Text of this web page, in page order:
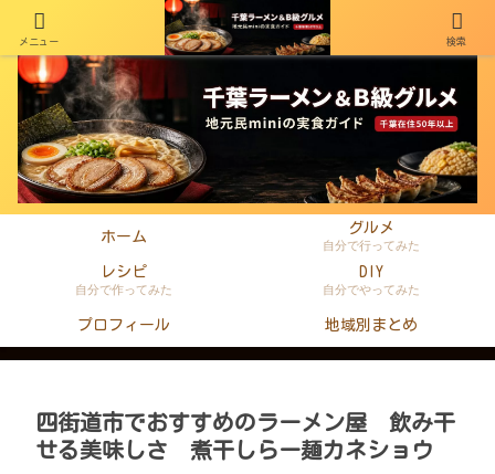
千葉在住50年以上のminiがラーメン・町中華・B級グルメを本音レビュー
ホーム
グルメ
自分で行ってみた
レシピ
自分で作ってみた
DIY
自分でやってみた
プロフィール 地域別まとめ
四街道市でおすすめのラーメン屋 飲み干
せる美味しさ 煮干しらー麺カネショウ
メニュー 検索